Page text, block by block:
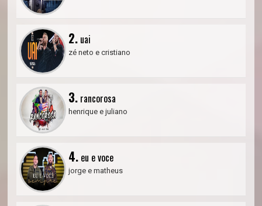
2. uai
zé neto e cristiano
3. rancorosa
henrique e juliano
4. eu e voce
jorge e matheus